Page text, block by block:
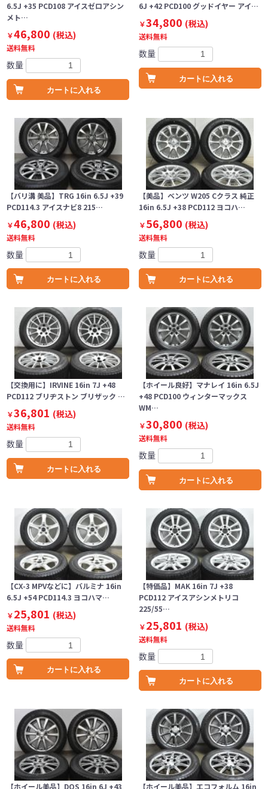
6.5J +35 PCD108 アイスゼロアシン
メト…
￥46,800 (税込)
送料無料
数量
カートに入れる
6J +42 PCD100 グッドイヤー アイ…
￥34,800 (税込)
送料無料
数量
カートに入れる
【バリ溝 美品】TRG 16in 6.5J +39
PCD114.3 アイスナビ8 215…
￥46,800 (税込)
送料無料
数量
カートに入れる
【美品】ベンツ W205 Cクラス 純正
16in 6.5J +38 PCD112 ヨコハ…
￥56,800 (税込)
送料無料
数量
カートに入れる
【交換用に】IRVINE 16in 7J +48
PCD112 ブリヂストン ブリザック …
￥36,801 (税込)
送料無料
数量
カートに入れる
【ホイール良好】マナレイ 16in 6.5J
+48 PCD100 ウィンターマックス
WM…
￥30,800 (税込)
送料無料
数量
カートに入れる
【CX-3 MPVなどに】バルミナ 16in
6.5J +54 PCD114.3 ヨコハマ…
￥25,801 (税込)
送料無料
数量
カートに入れる
【特価品】MAK 16in 7J +38
PCD112 アイスアシンメトリコ
225/55…
￥25,801 (税込)
送料無料
数量
カートに入れる
【ホイール美品】DOS 16in 6J +43 【ホイール美品】エコフォルム 16in